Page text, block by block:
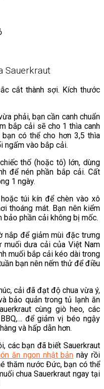
Sauerkraut
cắt thành sợi. Kích thước
phải, bạn cần canh chuẩn
bắp cải sẽ cho 1 thìa canh
có thể cho hơn 3,5 thìa
ngấm vào bắp cải.
thố (hoặc tô) lớn, dùng
để nén phần bắp cải. Cất
1 ngày.
túi kín để chèn vào xô
thoáng mát. Bạn nên kiểm
bảo phần cải không bị mốc.
nắp để giảm mùi đặc trưng
muối dưa cải của Việt Nam
muối bắp cải kéo dài trong
bạn nên nếm thử để điều
cải đã đạt độ chua vừa ý,
bảo quản trong tủ lạnh ăn
cùng giò heo, các
để giảm vị béo ngậy
và hấp dẫn hơn.
các bạn đã biết Sauerkraut
ăn ngon nhật bản này rồi
thăm nước Đức, bạn có thể
chua Sauerkraut ngay tại